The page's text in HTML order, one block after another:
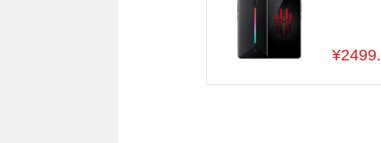
¥